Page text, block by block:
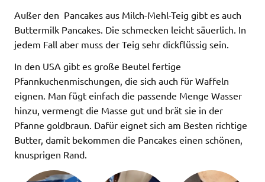
Außer den Pancakes aus Milch-Mehl-Teig gibt es auch
Buttermilk Pancakes. Die schmecken leicht säuerlich. In
jedem Fall aber muss der Teig sehr dickflüssig sein.
In den USA gibt es große Beutel fertige
Pfannkuchenmischungen, die sich auch für Waffeln
eignen. Man fügt einfach die passende Menge Wasser
hinzu, vermengt die Masse gut und brät sie in der
Pfanne goldbraun. Dafür eignet sich am Besten richtige
Butter, damit bekommen die Pancakes einen schönen,
knusprigen Rand.